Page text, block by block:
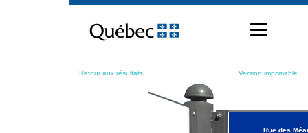
contenu
Retour aux résultats Version imprimable
Rue des